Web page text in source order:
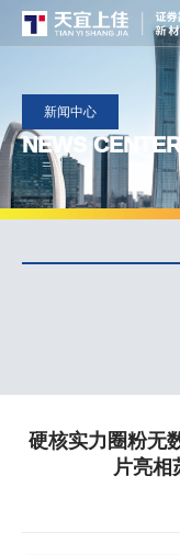
新闻中心
NEWS CENTER
硬核实力圈粉无
片亮相